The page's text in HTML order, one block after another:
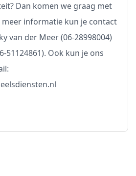
Dan komen we graag met
meer informatie kun je contact
van der Meer (06-28998004)
51124861). Ook kun je ons